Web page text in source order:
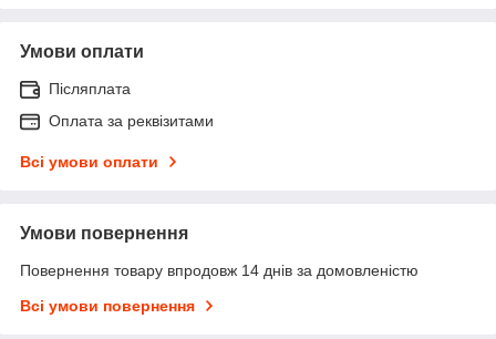
Умови оплати
Післяплата
Оплата за реквізитами
Всі умови оплати
Умови повернення
Повернення товару впродовж 14 днів за домовленістю
Всі умови повернення